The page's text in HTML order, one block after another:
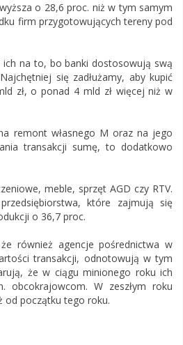
o 28,6 proc. niż w tym samym
firm przygotowujących tereny pod
na to, bo banki dostosowują swą
się zadłużamy, aby kupić
zł, o ponad 4 mld zł więcej niż w
remont własnego M oraz na jego
transakcji sumę, to dodatkowo
meble, sprzęt AGD czy RTV.
które zajmują się
o 36,7 proc.
również agencje pośrednictwa w
transakcji, odnotowują w tym
że w ciągu minionego roku ich
obcokrajowcom. W zeszłym roku
od początku tego roku.